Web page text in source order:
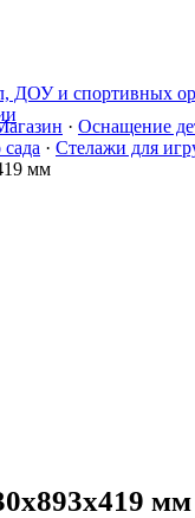
· Оснащение
· Стелажи для
мм
мм